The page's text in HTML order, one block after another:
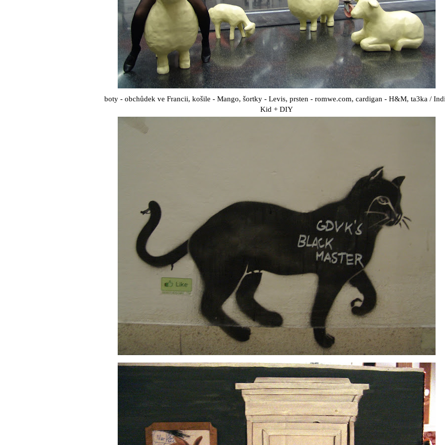
boty - obchůdek ve Francii, košile - Mango, šortky - Levis, prsten - romwe.com, cardigan - H&M, ta3ka /
Kid + DIY